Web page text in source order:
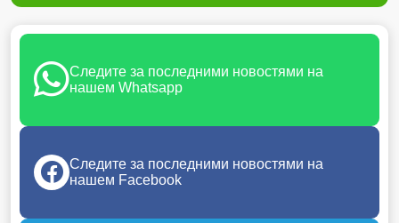
Следите за последними новостями на
нашем Whatsapp
Следите за последними новостями на
нашем Facebook